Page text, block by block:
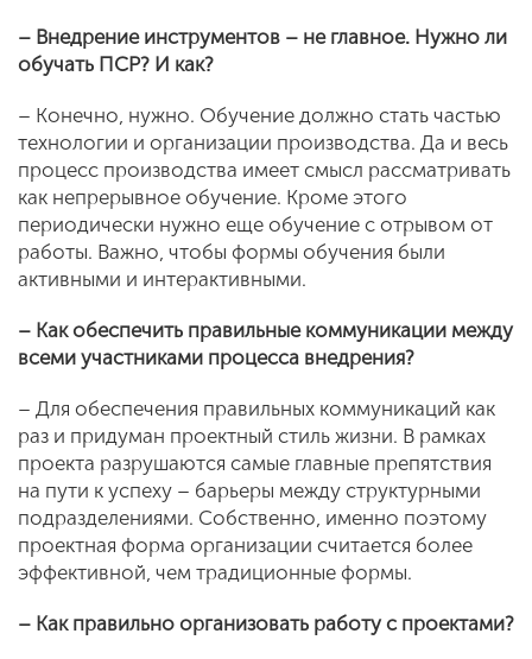
– Внедрение инструментов – не главное. Нужно ли
обучать ПСР? И как?
– Конечно, нужно. Обучение должно стать частью
технологии и организации производства. Да и весь
процесс производства имеет смысл рассматривать
как непрерывное обучение. Кроме этого
периодически нужно еще обучение с отрывом от
работы. Важно, чтобы формы обучения были
активными и интерактивными.
– Как обеспечить правильные коммуникации между
всеми участниками процесса внедрения?
– Для обеспечения правильных коммуникаций как
раз и придуман проектный стиль жизни. В рамках
проекта разрушаются самые главные препятствия
на пути к успеху – барьеры между структурными
подразделениями. Собственно, именно поэтому
проектная форма организации считается более
эффективной, чем традиционные формы.
– Как правильно организовать работу с проектами?